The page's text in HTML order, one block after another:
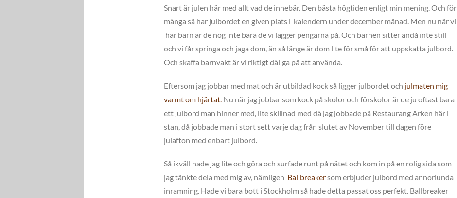
Snart är julen här med allt vad de innebär. Den bästa högtiden enligt min mening. Och för
många så har julbordet en given plats i kalendern under december månad. Men nu när vi
har barn är de nog inte bara de vi lägger pengarna på. Och barnen sitter ändå inte still
och vi får springa och jaga dom, än så länge är dom lite för små för att uppskatta julbord.
Och skaffa barnvakt är vi riktigt dåliga på att använda.
Eftersom jag jobbar med mat och är utbildad kock så ligger julbordet och julmaten mig
varmt om hjärtat. Nu när jag jobbar som kock på skolor och förskolor är de ju oftast bara
ett julbord man hinner med, lite skillnad med då jag jobbade på Restaurang Arken här i
stan, då jobbade man i stort sett varje dag från slutet av November till dagen före
julafton med enbart julbord.
Så ikväll hade jag lite och göra och surfade runt på nätet och kom in på en rolig sida som
jag tänkte dela med mig av, nämligen Ballbreakersom erbjuder julbord med annorlunda
inramning. Hade vi bara bott i Stockholm så hade detta passat oss perfekt. Ballbreaker